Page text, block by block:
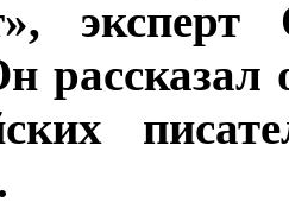
эксперт
рассказал